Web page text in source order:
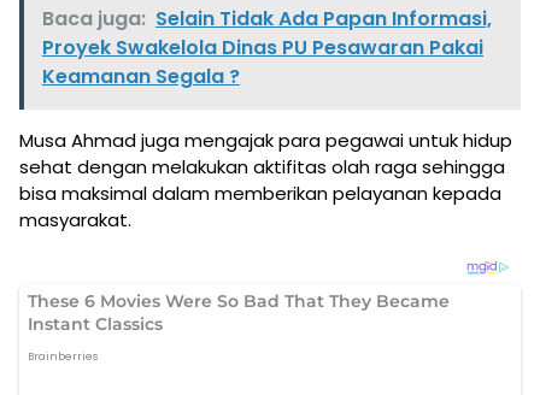
Baca juga: Selain Tidak Ada Papan Informasi,
Proyek Swakelola Dinas PU Pesawaran Pakai
Keamanan Segala ?
Musa Ahmad juga mengajak para pegawai untuk hidup
sehat dengan melakukan aktifitas olah raga sehingga
bisa maksimal dalam memberikan pelayanan kepada
masyarakat.